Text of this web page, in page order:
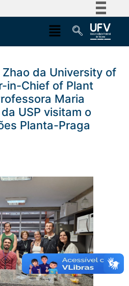
Simplifique!
Acesso à informação
Legislação
Canais
da University of
in-Chief of Plant
Maria
USP visitam o
Planta-Praga